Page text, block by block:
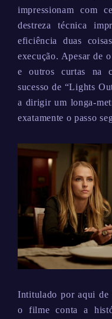
impressionam com
destreza técnica
eficiência duas
execução. Apesar de
e outros curtas na
sucesso de “Lights
a dirigir um longa-
exatamente o passo
Intitulado por aqui de
o filme conta a